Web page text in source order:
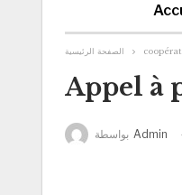
الصفحة الرئيسية
Appel à
Admin